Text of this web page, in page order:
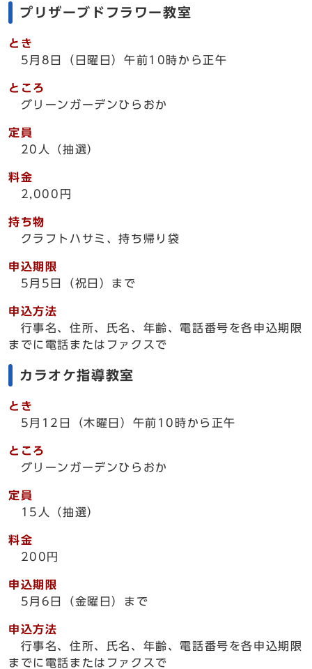
プリザーブドフラワー教室
とき
5月8日（日曜日）午前10時から正午
ところ
グリーンガーデンひらおか
定員
20人（抽選）
料金
2,000円
持ち物
クラフトハサミ、持ち帰り袋
申込期限
5月5日（祝日）まで
申込方法
行事名、住所、氏名、年齢、電話番号を各申込期限
までに電話またはファクスで
カラオケ指導教室
とき
5月12日（木曜日）午前10時から正午
ところ
グリーンガーデンひらおか
定員
15人（抽選）
料金
200円
申込期限
5月6日（金曜日）まで
申込方法
行事名、住所、氏名、年齢、電話番号を各申込期限
までに電話またはファクスで